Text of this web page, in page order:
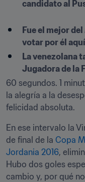
candidato al
Fue el mejor
votar por él aquí
La venezolana
Jugadora de la
60 segundos. 1
la alegría a la
felicidad absoluta.
En ese intervalo la
de final de la Copa
Jordania 2016,
Hubo dos goles
cambio y, por qué